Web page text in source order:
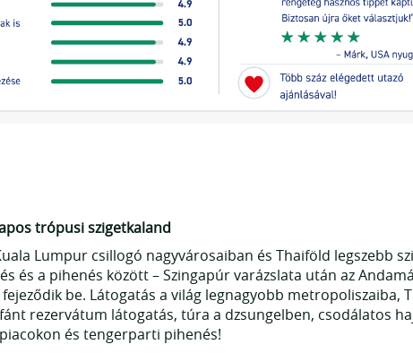
trópusi szigetkaland
Lumpur csillogó nagyvárosaiban és Thaiföld legszebb
és a pihenés között – Szingapúr varázslata után az
be. Látogatás a világ legnagyobb metropoliszaiba,
rezervátum látogatás, túra a dzsungelben, csodálatos
és tengerparti pihenés!